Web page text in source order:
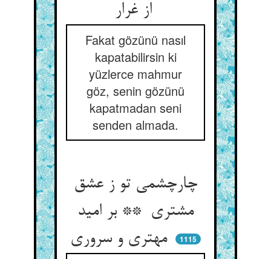
از غرار
Fakat gözünü nasıl
kapatabilirsin ki
yüzlerce mahmur
göz, senin gözünü
kapatmadan seni
senden almada.
چارچشمی تو ز عشق
مشتری ** بر امید
مهتری و سروری
1115